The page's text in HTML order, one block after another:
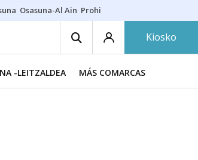
Osasuna-Al Ain Prohibiciones eclipse
Kiosko
-LEITZALDEA MÁS COMARCAS